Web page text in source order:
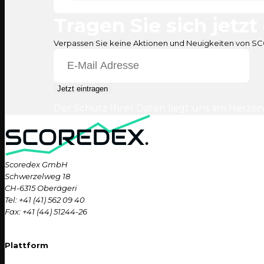
Verpassen Sie keine Aktionen und Neuigkeiten von
Jetzt eintragen
Scoredex GmbH
Schwerzelweg 18
CH-6315 Oberägeri
Tel: +41 (41) 562 09 40
Fax: +41 (44) 51244-26
Plattform